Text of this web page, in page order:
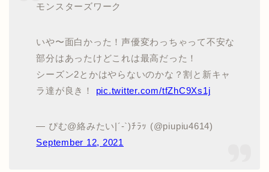
モンスターズワーク
いや〜面白かった！声優変わっちゃって不安な
部分はあったけどこれは最高だった！
シーズン2とかはやらないのかな？割と新キャ
ラ達が良き！ pic.twitter.com/tfZhC9Xs1j
— ぴむ@絡みたい|´-`)ﾁﾗｯ (@piupiu4614)
September 12, 2021